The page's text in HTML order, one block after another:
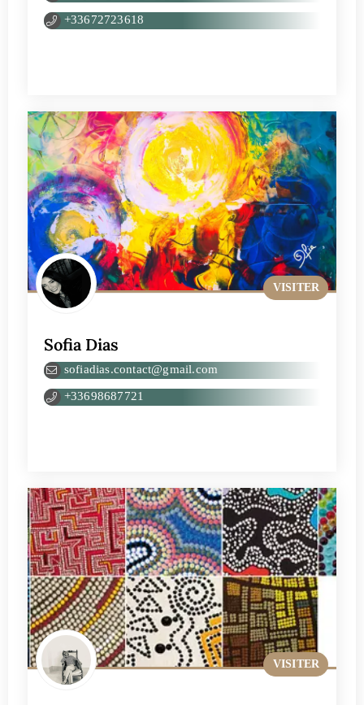
+33672723618
Sofia Dias
sofiadias.contact@gmail.com
+33698687721
VISITER
VISITER